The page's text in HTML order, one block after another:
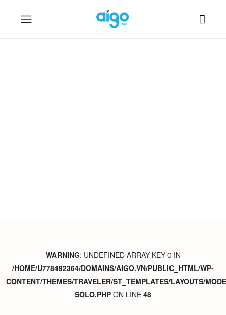
WARNING: UNDEFINED ARRAY KEY 0 IN
/HOME/U778492364/DOMAINS/AIGO.VN/PUBLIC_HTML/WP-
CONTENT/THEMES/TRAVELER/ST_TEMPLATES/LAYOUTS/
SOLO.PHP ON LINE 48